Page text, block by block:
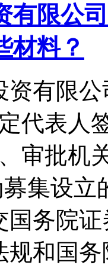
有限公
材料？
资有限
代表人
审批机
集设
国务院
规和国务